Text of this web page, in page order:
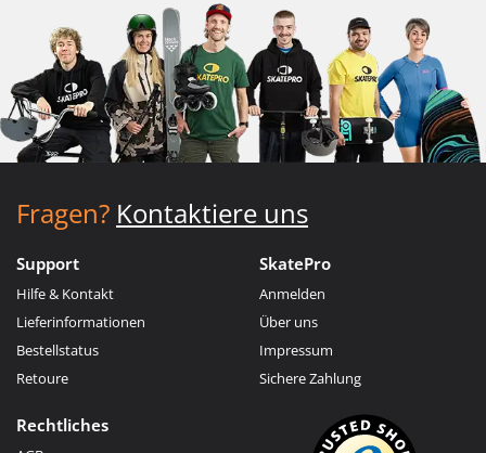
Fragen? Kontaktiere uns
Support
Hilfe & Kontakt
Lieferinformationen
Bestellstatus
Retoure
SkatePro
Anmelden
Über uns
Impressum
Sichere Zahlung
Rechtliches